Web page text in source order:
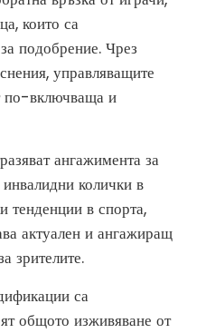
които са
подобрение. Чрез
управляващите
по-включваща и
ангажимента за
колички в
тенденции в спорта,
актуален и ангажиращ
зрителите.
са
общото изживяване от